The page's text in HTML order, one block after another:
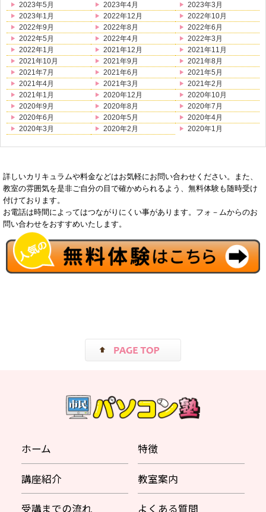
2023年5月
2023年4月
2023年3月
2023年1月
2022年12月
2022年10月
2022年9月
2022年8月
2022年6月
2022年5月
2022年4月
2022年3月
2022年1月
2021年12月
2021年11月
2021年10月
2021年9月
2021年8月
2021年7月
2021年6月
2021年5月
2021年4月
2021年3月
2021年2月
2021年1月
2020年12月
2020年10月
2020年9月
2020年8月
2020年7月
2020年6月
2020年5月
2020年4月
2020年3月
2020年2月 2020年1月
詳しいカリキュラムや料金などはお気軽にお問い合わせください。また、
教室の雰囲気を是非ご自分の目で確かめられるよう、無料体験も随時受け
付けております。
お電話は時間によってはつながりにくい事があります。フォ－ムからのお
問い合わせをおすすめいたします。
ホーム 特徴
講座紹介 教室案内
受講までの流れ よくある質問